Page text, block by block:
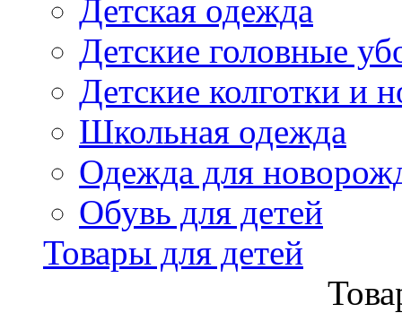
Детская одежда
Детские головные
Детские колготки и
Школьная одежда
Одежда для
Обувь для детей
Товары для детей